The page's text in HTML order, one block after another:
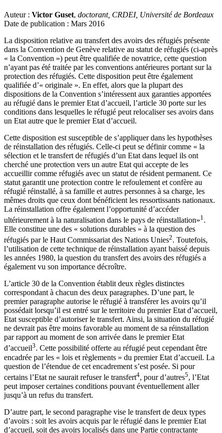
Auteur : Victor Guset, doctorant, CRDEI, Université de Bordeaux
Date de publication : Mars 2016
La disposition relative au transfert des avoirs des réfugiés présente
dans la Convention de Genève relative au statut de réfugiés (ci-après
« la Convention ») peut être qualifiée de novatrice, cette question
n’ayant pas été traitée par les conventions antérieures portant sur la
protection des réfugiés. Cette disposition peut être également
qualifiée d’« originale ». En effet, alors que la plupart des
dispositions de la Convention s’intéressent aux garanties apportées
au réfugié dans le premier Etat d’accueil, l’article 30 porte sur les
conditions dans lesquelles le réfugié peut relocaliser ses avoirs dans
un Etat autre que le premier Etat d’accueil.
Cette disposition est susceptible de s’appliquer dans les hypothèses
de réinstallation des réfugiés. Celle-ci peut se définir comme « la
sélection et le transfert de réfugiés d’un Etat dans lequel ils ont
cherché une protection vers un autre Etat qui accepte de les
accueillir comme réfugiés avec un statut de résident permanent. Ce
statut garantit une protection contre le refoulement et confère au
réfugié réinstallé, à sa famille et autres personnes à sa charge, les
mêmes droits que ceux dont bénéficient les ressortissants nationaux.
La réinstallation offre également l’opportunité d’accéder
ultérieurement à la naturalisation dans le pays de réinstallation»1 .
Elle constitue une des « solutions durables » à la question des
réfugiés par le Haut Commissariat des Nations Unies2. Toutefois,
l’utilisation de cette technique de réinstallation ayant baissé depuis
les années 1980, la question du transfert des avoirs des réfugiés a
également vu son importance décroître.
L’article 30 de la Convention établit deux règles distinctes
correspondant à chacun des deux paragraphes. D’une part, le
premier paragraphe autorise le réfugié à transférer les avoirs qu’il
possédait lorsqu’il est entré sur le territoire du premier Etat d’accueil,
Etat susceptible d’autoriser le transfert. Ainsi, la situation du réfugié
ne devrait pas être moins favorable au moment de sa réinstallation
par rapport au moment de son arrivée dans le premier Etat
d’accueil3. Cette possibilité offerte au réfugié peut cependant être
encadrée par les « lois et règlements » du premier Etat d’accueil. La
question de l’étendue de cet encadrement s’est posée. Si pour
certains l’Etat ne saurait refuser le transfert4, pour d’autres5, l’Etat
peut imposer certaines conditions pouvant éventuellement aller
jusqu’à un refus du transfert.
D’autre part, le second paragraphe vise le transfert de deux types
d’avoirs : soit les avoirs acquis par le réfugié dans le premier Etat
d’accueil, soit des avoirs localisés dans une Partie contractante